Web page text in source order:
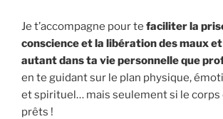
Je t’accompagne pour te faciliter la
conscience et la libération des maux
autant dans ta vie personnelle que
en te guidant sur le plan physique,
et spirituel… mais seulement si le corps
prêts !